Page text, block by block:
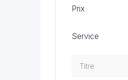
Prix
Service